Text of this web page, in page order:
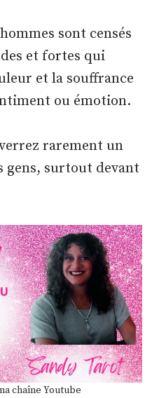
sont censés
et fortes qui
et la souffrance
ou émotion.
rarement un
gens, surtout devant
chaîne Youtube